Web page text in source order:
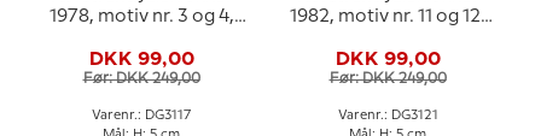
1978, motiv nr. 3 og 4,
DKK 99,00
Før: DKK 249,00
Varenr.: DG3117
1982, motiv nr. 11 og 12,
DKK 99,00
Før: DKK 249,00
Varenr.: DG3121